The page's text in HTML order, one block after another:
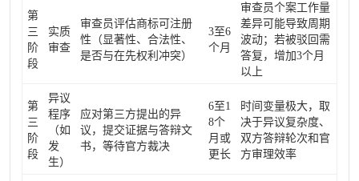
第
三
阶
段
实质
审查
审查员评估商标可注册
性（显著性、合法性、
是否与在先权利冲突）
3至6
个月
审查员个案工作量
差异可能导致周期
波动；若被驳回需
答复，增加3个月
以上
第
三
阶
段
异议
程序
（如
发
生）
应对第三方提出的异
议，提交证据与答辩文
书，等待官方裁决
6至1
8个
月或
更长
时间变量极大，取
决于异议复杂度、
双方答辩轮次和官
方审理效率